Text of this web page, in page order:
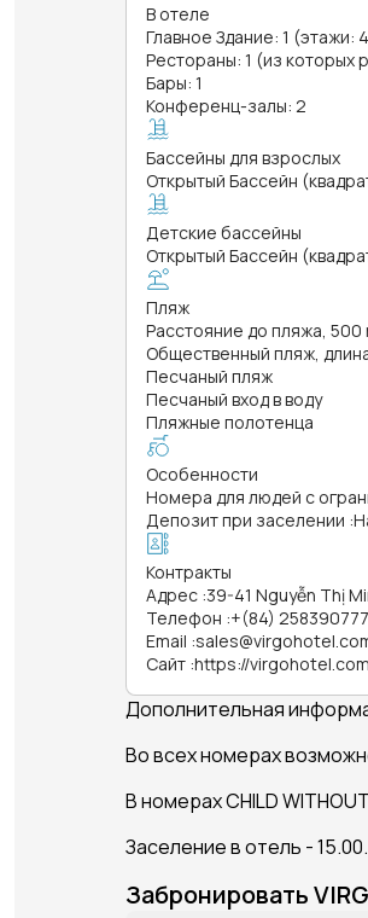
В отеле
Главное Здание: 1 (этажи:
Рестораны: 1 (из которых
Бары: 1
Конференц-залы: 2
Бассейны для взрослых
Открытый Бассейн
Детские бассейны
Открытый Бассейн
Пляж
Расстояние до пляжа,
Общественный пляж,
Песчаный пляж
Песчаный вход в воду
Пляжные полотенца
Особенности
Номера для людей с
Депозит при заселении :
Контракты
Адрес :39-41 Nguyễn Thị
Телефон :+(84)
Email :
Сайт :https://
Дополнительная
Во всех номерах
В номерах CHILD
Заселение в отель - 15.00.
Забронировать